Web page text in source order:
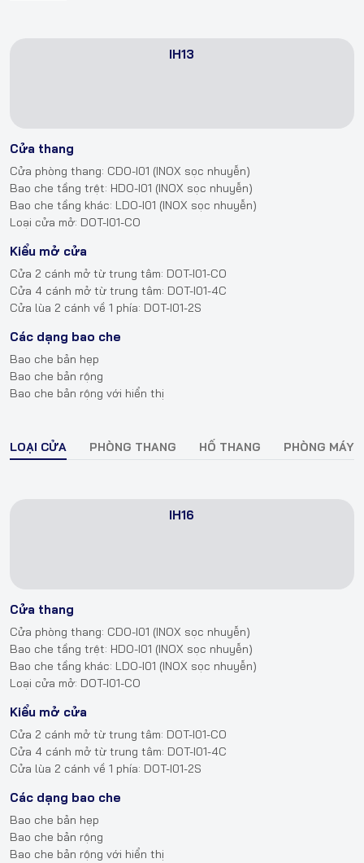
IH13
Cửa thang
Cửa phòng thang: CDO-I01 (INOX sọc nhuyễn)
Bao che tầng trệt: HDO-I01 (INOX sọc nhuyễn)
Bao che tầng khác: LDO-I01 (INOX sọc nhuyễn)
Loại cửa mở: DOT-I01-CO
Kiểu mở cửa
Cửa 2 cánh mở từ trung tâm: DOT-I01-CO
Cửa 4 cánh mở từ trung tâm: DOT-I01-4C
Cửa lùa 2 cánh về 1 phía: DOT-I01-2S
Các dạng bao che
Bao che bản hẹp
Bao che bản rộng
Bao che bản rộng với hiển thị
LOẠI CỬA PHÒNG THANG HỐ THANG PHÒNG MÁY
IH16
Cửa thang
Cửa phòng thang: CDO-I01 (INOX sọc nhuyễn)
Bao che tầng trệt: HDO-I01 (INOX sọc nhuyễn)
Bao che tầng khác: LDO-I01 (INOX sọc nhuyễn)
Loại cửa mở: DOT-I01-CO
Kiểu mở cửa
Cửa 2 cánh mở từ trung tâm: DOT-I01-CO
Cửa 4 cánh mở từ trung tâm: DOT-I01-4C
Cửa lùa 2 cánh về 1 phía: DOT-I01-2S
Các dạng bao che
Bao che bản hẹp
Bao che bản rộng
Bao che bản rộng với hiển thị